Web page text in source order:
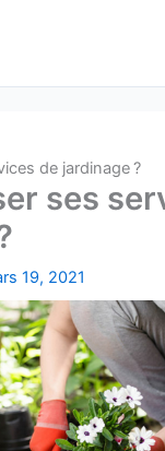
de jardinage ?
ses
19, 2021